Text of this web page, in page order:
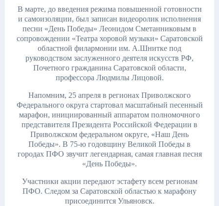
В марте, до введения режима повышенной готовности
и самоизоляции, был записан видеоролик исполнения
песни «День Победы» Леонидом Сметанниковым в
сопровождении «Театра хоровой музыки» Саратовской
областной филармонии им. А.Шнитке под
руководством заслуженного деятеля искусств РФ,
Почетного гражданина Саратовской области,
профессора Людмилы Лицовой.
Напомним, 25 апреля в регионах Приволжского
Федерального округа стартовал масштабный песенный
марафон, инициированный аппаратом полномочного
представителя Президента Российской Федерации в
Приволжском федеральном округе, «Наш День
Победы». В 75-ю годовщину Великой Победы в
городах ПФО звучит легендарная, самая главная песня
«День Победы».
Участники акции передают эстафету всем регионам
ПФО. Следом за Саратовской областью к марафону
присоединится Ульяновск.